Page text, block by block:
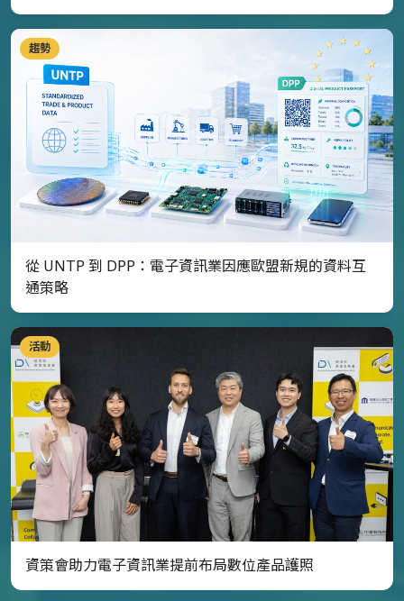
趨勢
從 UNTP 到 DPP：電子資訊業因應歐盟新規的資料互
通策略
活動
資策會助力電子資訊業提前布局數位產品護照